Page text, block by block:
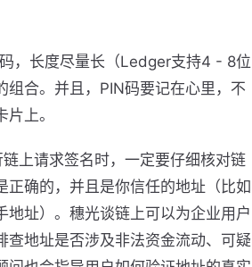
，长度尽量长（Ledger支持4 - 8位
合。并且，PIN码要记在心里，不
上。
上请求签名时，一定要仔细核对链
正确的，并且是你信任的地址（比如
址）。穗光谈链上可以为企业用户
查地址是否涉及非法资金流动、可疑